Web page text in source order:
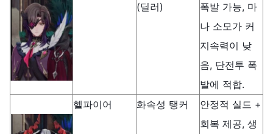
(딜러)
폭발 가능, 마
나 소모가 커
지속력이 낮
음, 단전투 폭
발에 적합.
헬파이어
화속성 탱커
안정적 실드 +
회복 제공, 생